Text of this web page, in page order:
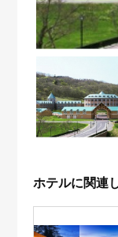
ホテルに関連